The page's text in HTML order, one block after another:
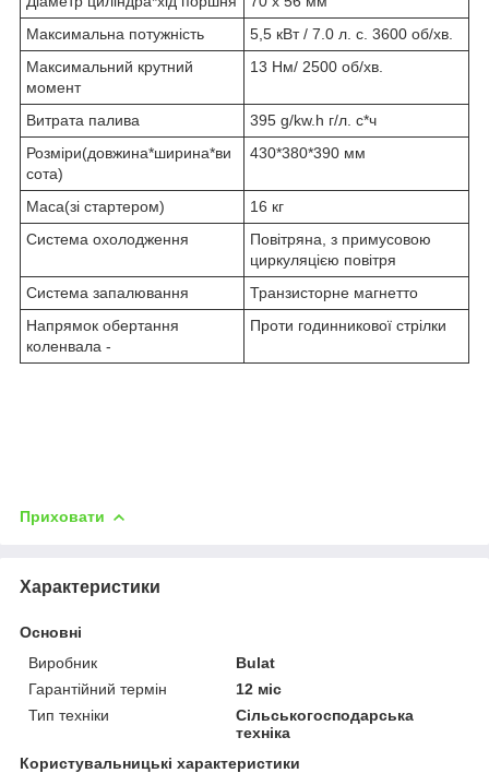
Максимальна потужність
5,5 кВт / 7.0 л. с. 3600 об/хв.
Максимальний крутний
момент
13 Нм/ 2500 об/хв.
Витрата палива
395 g/kw.h г/л. с*ч
Розміри(довжина*ширина*ви
сота)
430*380*390 мм
Маса(зі стартером)
16 кг
Система охолодження
Повітряна, з примусовою
циркуляцією повітря
Система запалювання
Транзисторне магнетто
Напрямок обертання
коленвала -
Проти годинникової стрілки
Приховати
Характеристики
Основні
Виробник
Bulat
Гарантійний термін
12 міс
Тип техніки
Сільськогосподарська
техніка
Користувальницькі характеристики